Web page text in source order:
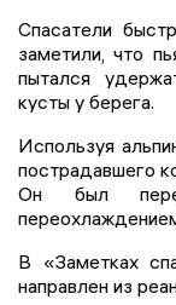
Спасатели
заметили, что
пытался
кусты у берега.
Используя
пострадавшего
Он был
В «Заметках
направлен из